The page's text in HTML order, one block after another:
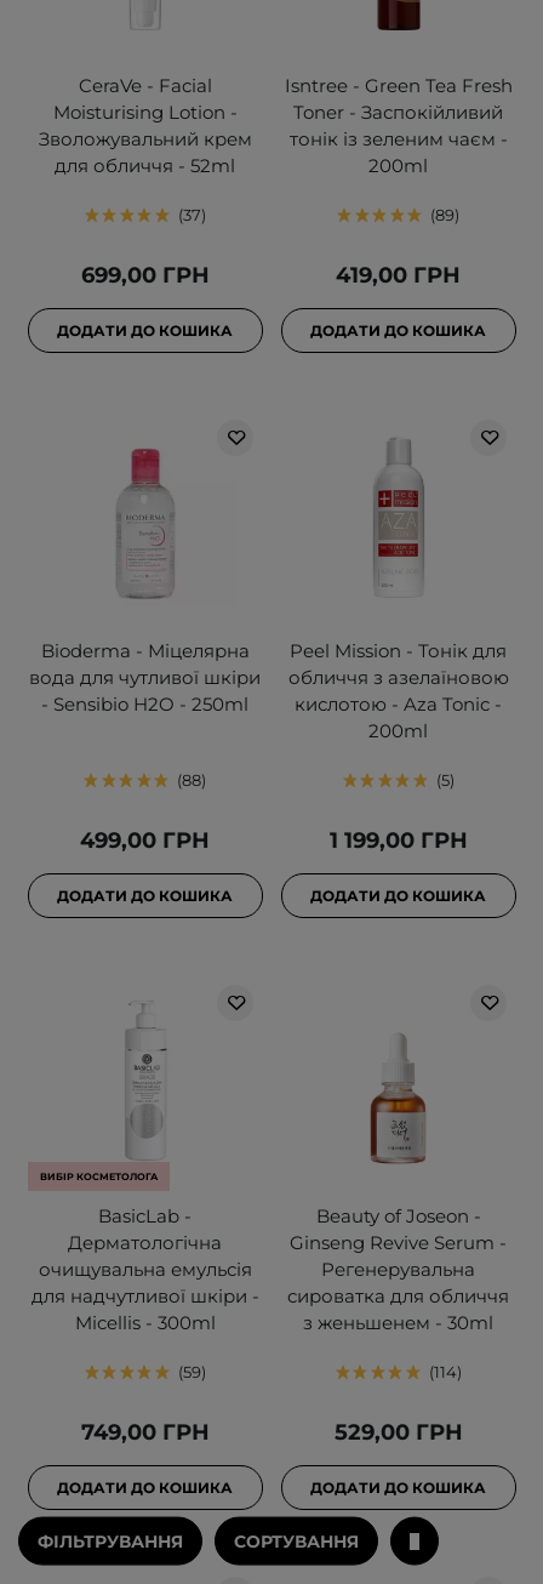
CeraVe - Facial
Moisturising Lotion -
Зволожувальний крем
для обличчя - 52ml
37
699,00 ГРН
ДОДАТИ ДО КОШИКА
Isntree - Green Tea Fresh
Toner - Заспокійливий
тонік із зеленим чаєм -
200ml
89
419,00 ГРН
ДОДАТИ ДО КОШИКА
Bioderma - Міцелярна
вода для чутливої шкіри
- Sensibio H2O - 250ml
88
499,00 ГРН
ДОДАТИ ДО КОШИКА
Peel Mission - Тонік для
обличчя з азелаїновою
кислотою - Aza Tonic -
200ml
5
1 199,00 ГРН
ДОДАТИ ДО КОШИКА
ВИБІР КОСМЕТОЛОГА
BasicLab -
Дерматологічна
очищувальна емульсія
для надчутливої шкіри -
Micellis - 300ml
59
749,00 ГРН
ДОДАТИ ДО КОШИКА
Beauty of Joseon -
Ginseng Revive Serum -
Регенерувальна
сироватка для обличчя
з женьшенем - 30ml
114
529,00 ГРН
ДОДАТИ ДО КОШИКА
ФІЛЬТРУВАННЯ СОРТУВАННЯ